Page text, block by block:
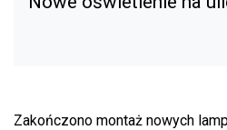
Zakończono montaż nowych